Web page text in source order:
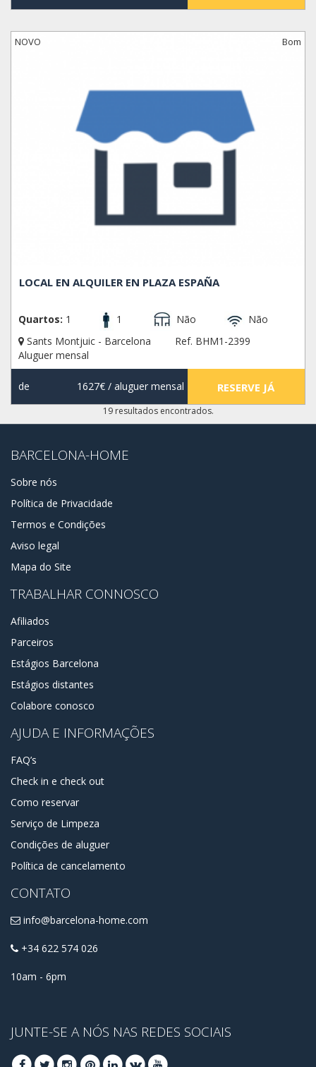
NOVO Bom
LOCAL EN ALQUILER EN PLAZA ESPAÑA
Quartos: 1 1 Não
Não
Sants Montjuic - Barcelona
Ref. BHM1-2399
Aluguer mensal
de 1627€/ aluguer mensal RESERVE JÁ
19 resultados encontrados.
BARCELONA-HOME
Sobre nós
Política de Privacidade
Termos e Condições
Aviso legal
Mapa do Site
TRABALHAR CONNOSCO
Afiliados
Parceiros
Estágios Barcelona
Estágios distantes
Colabore conosco
AJUDA E INFORMAÇÕES
FAQ’s
Check in e check out
Como reservar
Serviço de Limpeza
Condições de aluguer
Política de cancelamento
CONTATO
info@barcelona-home.com
+34 622 574 026
10am - 6pm
JUNTE-SE A NÓS NAS REDES SOCIAIS